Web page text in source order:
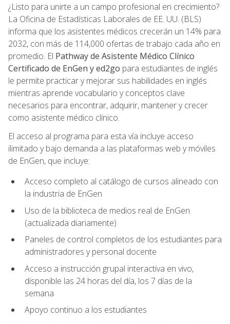
¿Listo para unirte a un campo profesional en crecimiento?
La Oficina de Estadísticas Laborales de EE. UU. (BLS)
informa que los asistentes médicos crecerán un 14% para
2032, con más de 114,000 ofertas de trabajo cada año en
promedio. El Pathway de Asistente Médico Clínico
Certificado de EnGen y ed2go para estudiantes de inglés
le permite practicar y mejorar sus habilidades en inglés
mientras aprende vocabulario y conceptos clave
necesarios para encontrar, adquirir, mantener y crecer
como asistente médico clínico.
El acceso al programa para esta vía incluye acceso
ilimitado y bajo demanda a las plataformas web y móviles
de EnGen, que incluye:
Acceso completo al catálogo de cursos alineado con
la industria de EnGen
Uso de la biblioteca de medios real de EnGen
(actualizada diariamente)
Paneles de control completos de los estudiantes para
administradores y personal docente
Acceso a instrucción grupal interactiva en vivo,
disponible las 24 horas del día, los 7 días de la
semana
Apoyo continuo a los estudiantes